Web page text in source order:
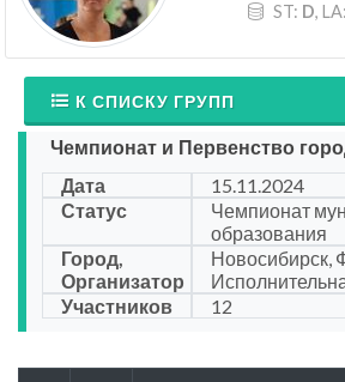
ST: D, LA:
К СПИСКУ ГРУПП
Чемпионат и Первенство
Дата
15.11.2024
Статус
Чемпионат
образования
Город,
Организатор
Участников
12